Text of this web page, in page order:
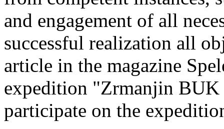
and engagement of all
successful realization all
article in the magazine
expedition "Zrmanjin BUK
participate on the